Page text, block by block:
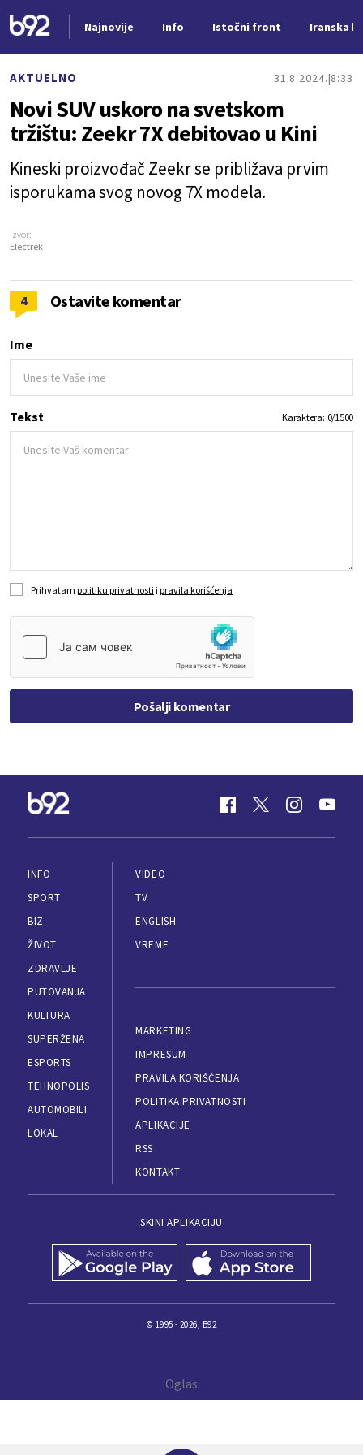
Najnovije Info Istočni front Iranska
AKTUELNO 31.8.2024. 8:33
Novi SUV uskoro na svetskom
tržištu: Zeekr 7X debitovao u Kini
Kineski proizvođač Zeekr se približava prvim
isporukama svog novog 7X modela.
Izvor:
Electrek
4 Ostavite komentar
Ime
Tekst Karaktera: 0/1500
Prihvatam politiku privatnosti i pravila korišćenja
Pošalji komentar
INFO
SPORT
BIZ
ŽIVOT
ZDRAVLJE
PUTOVANJA
KULTURA
SUPERŽENA
ESPORTS
TEHNOPOLIS
AUTOMOBILI
LOKAL
VIDEO
TV
ENGLISH
VREME
MARKETING
IMPRESUM
PRAVILA KORIŠĆENJA
POLITIKA PRIVATNOSTI
APLIKACIJE
RSS
KONTAKT
SKINI APLIKACIJU
© 1995 - 2026, B92